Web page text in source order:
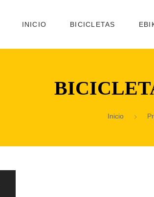
INICIO BICICLETAS
Inicio